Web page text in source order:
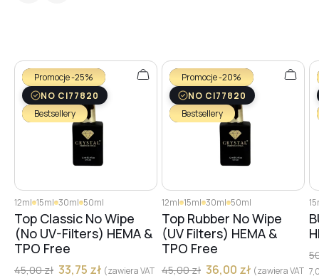
Promocje -25%
NO CI77820
Bestsellery
12ml 15ml 30ml 50ml
Top Classic No Wipe
(No UV-Filters) HEMA &
TPO Free
45,00zł 33,75 zł (zawiera VAT
Promocje -20%
NO CI77820
Bestsellery
12ml 15ml 30ml 50ml
Top Rubber No Wipe
(UV Filters) HEMA &
TPO Free
45,00zł 36,00 zł (zawiera VAT